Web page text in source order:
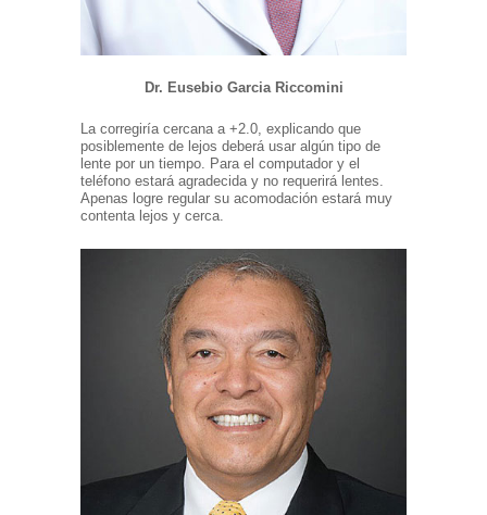
Dr. Eusebio Garcia Riccomini
La corregiría cercana a +2.0, explicando que
posiblemente de lejos deberá usar algún tipo de
lente por un tiempo. Para el computador y el
teléfono estará agradecida y no requerirá lentes.
Apenas logre regular su acomodación estará muy
contenta lejos y cerca.